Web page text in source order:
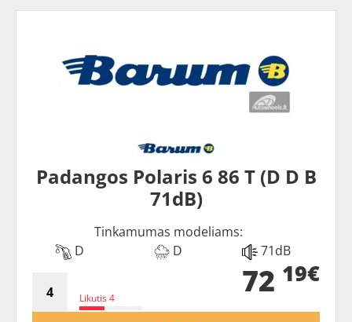
Padangos Polaris 6 86 T (D D B
71dB)
Tinkamumas modeliams:
D
D 71dB
Likutis 4 72 19€